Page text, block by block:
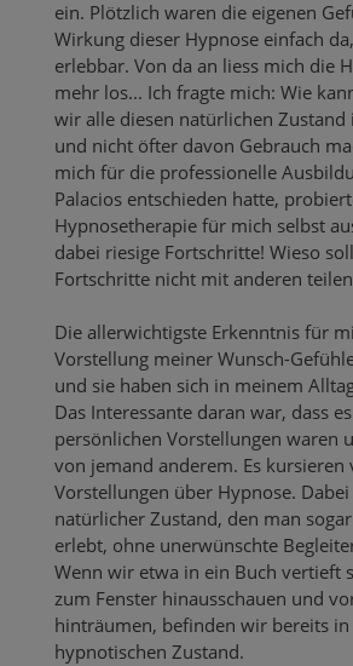
ein. Plötzlich waren die eigenen
Wirkung dieser Hypnose einfach
erlebbar. Von da an liess mich die
mehr los... Ich fragte mich: Wie
wir alle diesen natürlichen Zustand
und nicht öfter davon Gebrauch
mich für die professionelle
Palacios entschieden hatte,
Hypnosetherapie für mich selbst
dabei riesige Fortschritte! Wieso
Fortschritte nicht mit anderen
Die allerwichtigste Erkenntnis für
Vorstellung meiner Wunsch-
und sie haben sich in meinem
Das Interessante daran war, dass
persönlichen Vorstellungen waren
von jemand anderem. Es kursieren
Vorstellungen über Hypnose.
natürlicher Zustand, den man
erlebt, ohne unerwünschte
Wenn wir etwa in ein Buch vertieft
zum Fenster hinausschauen und
hinträumen, befinden wir bereits in
hypnotischen Zustand.